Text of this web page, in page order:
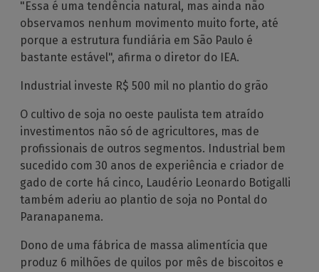
"Essa é uma tendência natural, mas ainda não
observamos nenhum movimento muito forte, até
porque a estrutura fundiária em São Paulo é
bastante estável", afirma o diretor do IEA.
Industrial investe R$ 500 mil no plantio do grão
O cultivo de soja no oeste paulista tem atraído
investimentos não só de agricultores, mas de
profissionais de outros segmentos. Industrial bem
sucedido com 30 anos de experiência e criador de
gado de corte há cinco, Laudério Leonardo Botigalli
também aderiu ao plantio de soja no Pontal do
Paranapanema.
Dono de uma fábrica de massa alimentícia que
produz 6 milhões de quilos por mês de biscoitos e